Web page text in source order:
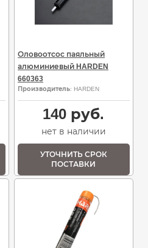
Оловоотсос паяльный
алюминиевый HARDEN
660363
Производитель: HARDEN
140 руб.
нет в наличии
УТОЧНИТЬ СРОК
ПОСТАВКИ